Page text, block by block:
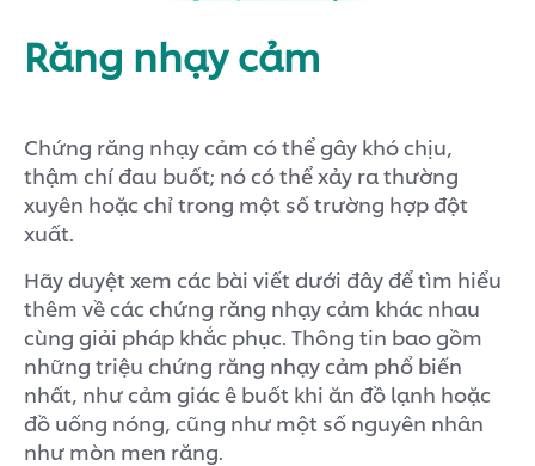
Răng nhạy cảm
Chứng răng nhạy cảm có thể gây khó chịu,
thậm chí đau buốt; nó có thể xảy ra thường
xuyên hoặc chỉ trong một số trường hợp đột
xuất.
Hãy duyệt xem các bài viết dưới đây để tìm hiểu
thêm về các chứng răng nhạy cảm khác nhau
cùng giải pháp khắc phục. Thông tin bao gồm
những triệu chứng răng nhạy cảm phổ biến
nhất, như cảm giác ê buốt khi ăn đồ lạnh hoặc
đồ uống nóng, cũng như một số nguyên nhân
như mòn men răng.